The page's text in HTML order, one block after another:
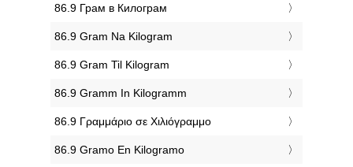
‎86.9 Грам в Килограм
‎86.9 Gram Na Kilogram
‎86.9 Gram Til Kilogram
‎86.9 Gramm In Kilogramm
‎86.9 Γραμμάριο σε Χιλιόγραμμο
‎86.9 Gramo En Kilogramo